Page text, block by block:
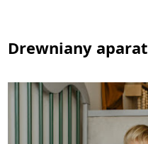
Drewniany aparat